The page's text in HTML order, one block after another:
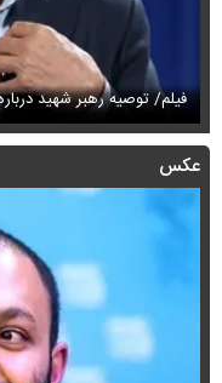
فیلم/ توصیه رهبر شهید
عکس